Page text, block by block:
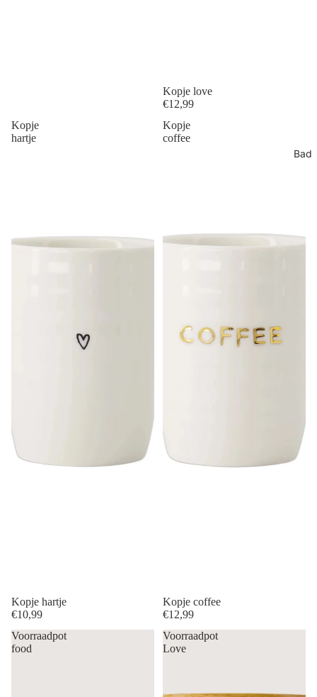
Bad
Kopje love
€12,99
Kopje
hartje
Kopje hartje
€10,99
Kopje
coffee
Kopje coffee
€12,99
Voorraadpot
food
Voorraadpot
Love